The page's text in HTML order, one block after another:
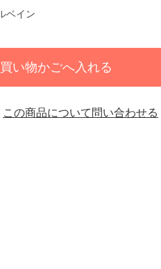
ベイン
買い物かごへ入れる
この商品について問い合わせる